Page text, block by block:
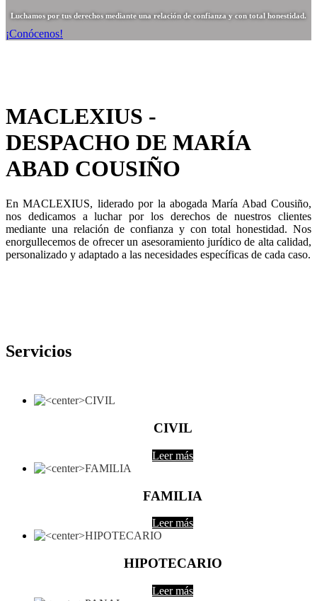
Luchamos por tus derechos mediante una relación de confianza y con total honestidad.
¡Conócenos!
MACLEXIUS -
DESPACHO DE MARÍA
ABAD COUSIÑO
En MACLEXIUS, liderado por la abogada María Abad Cousiño,
nos dedicamos a luchar por los derechos de nuestros clientes
mediante una relación de confianza y con total honestidad. Nos
enorgullecemos de ofrecer un asesoramiento jurídico de alta calidad,
personalizado y adaptado a las necesidades específicas de cada caso.
Servicios
CIVIL
Leer más
FAMILIA
Leer más
HIPOTECARIO
Leer más